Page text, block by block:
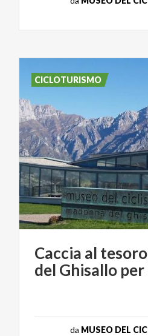
Caccia al tesoro
del Ghisallo per
da MUSEO DEL
CICLOTURISMO